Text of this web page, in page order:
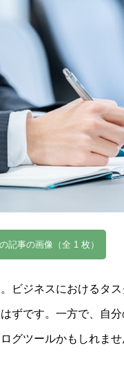
記事の画像（全 1 枚）
ビジネスにおけるタ
ずです。一方で、自
グツールかもしれませ